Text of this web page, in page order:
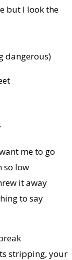
but I look the
dangerous)
me to go
so low
it away
to say
stripping, your